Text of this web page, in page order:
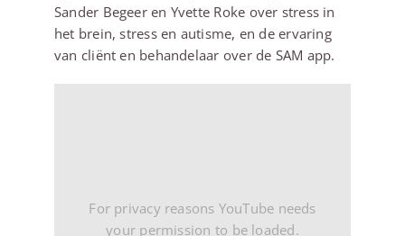
Sander Begeer en Yvette Roke over stress in
het brein, stress en autisme, en de ervaring
van cliënt en behandelaar over de SAM app.
For privacy reasons YouTube needs
your permission to be loaded.